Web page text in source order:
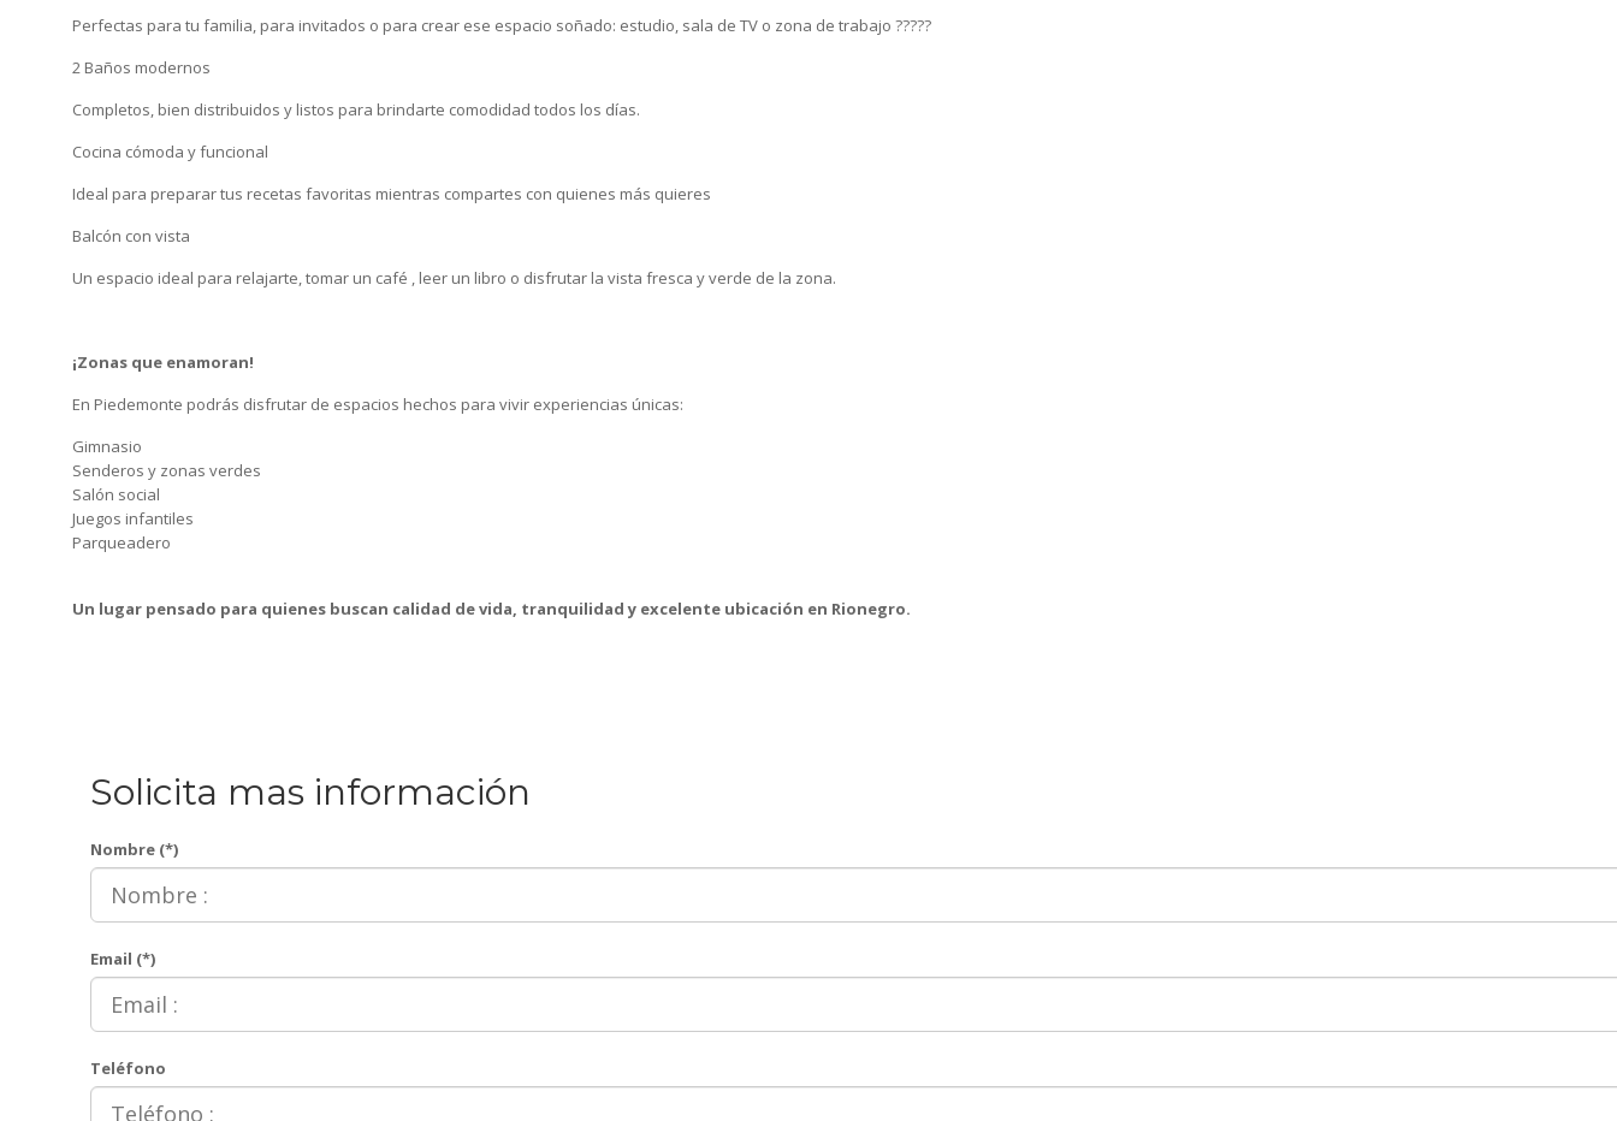
Perfectas para tu familia, para invitados o para crear ese espacio soñado: estudio, sala de TV o zona de trabajo ?????
2 Baños modernos
Completos, bien distribuidos y listos para brindarte comodidad todos los días.
Cocina cómoda y funcional
Ideal para preparar tus recetas favoritas mientras compartes con quienes más quieres
Balcón con vista
Un espacio ideal para relajarte, tomar un café , leer un libro o disfrutar la vista fresca y verde de la zona.
¡Zonas que enamoran!
En Piedemonte podrás disfrutar de espacios hechos para vivir experiencias únicas:
Gimnasio
Senderos y zonas verdes
Salón social
Juegos infantiles
Parqueadero
Un lugar pensado para quienes buscan calidad de vida, tranquilidad y excelente ubicación en Rionegro.
Solicita mas información
Nombre (*)
Email (*)
Teléfono